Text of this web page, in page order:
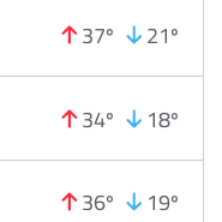
37º 21º
34º 18º
36º 19º